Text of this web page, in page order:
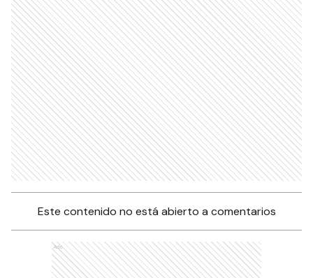
Este contenido no está abierto a comentarios
Ads